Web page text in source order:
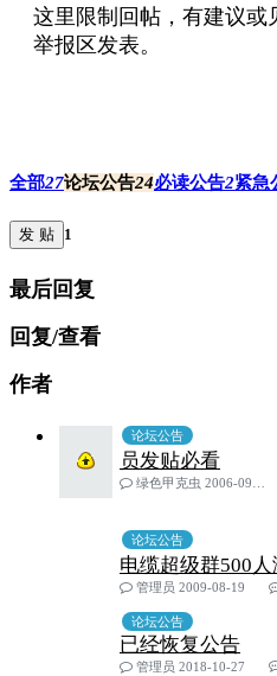
这里限制回帖，有建议或
举报区发表。
全部27论坛公告24必读公告2紧急
发 贴 1
最后回复
回复/查看
作者
论坛公告
员发贴必看
绿色甲克虫 2006-09-28
论坛公告
电缆超级群500人
管理员 2009-08-19
论坛公告
已经恢复公告
管理员 2018-10-27